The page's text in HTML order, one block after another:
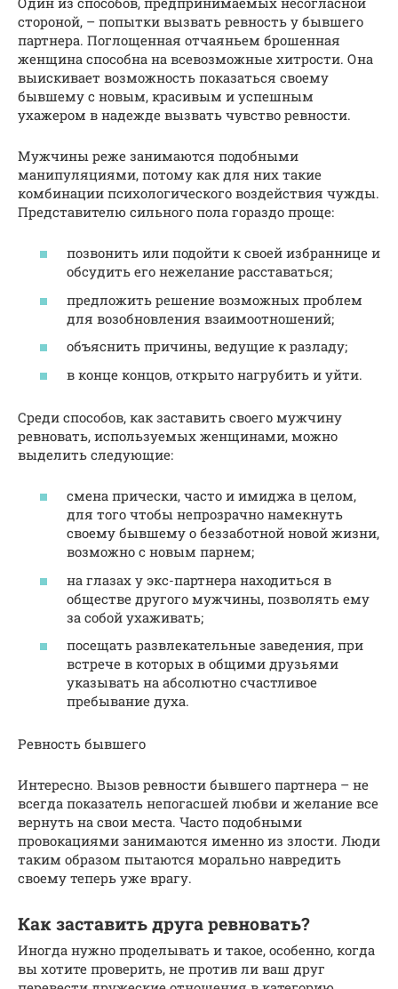
стороной, – попытки вызвать ревность у бывшего
партнера. Поглощенная отчаяньем брошенная
женщина способна на всевозможные хитрости. Она
выискивает возможность показаться своему
бывшему с новым, красивым и успешным
ухажером в надежде вызвать чувство ревности.
Мужчины реже занимаются подобными
манипуляциями, потому как для них такие
комбинации психологического воздействия чужды.
Представителю сильного пола гораздо проще:
позвонить или подойти к своей избраннице и
обсудить его нежелание расставаться;
предложить решение возможных проблем
для возобновления взаимоотношений;
объяснить причины, ведущие к разладу;
в конце концов, открыто нагрубить и уйти.
Среди способов, как заставить своего мужчину
ревновать, используемых женщинами, можно
выделить следующие:
смена прически, часто и имиджа в целом,
для того чтобы непрозрачно намекнуть
своему бывшему о беззаботной новой жизни,
возможно с новым парнем;
на глазах у экс-партнера находиться в
обществе другого мужчины, позволять ему
за собой ухаживать;
посещать развлекательные заведения, при
встрече в которых в общими друзьями
указывать на абсолютно счастливое
пребывание духа.
Ревность бывшего
Интересно. Вызов ревности бывшего партнера – не
всегда показатель непогасшей любви и желание все
вернуть на свои места. Часто подобными
провокациями занимаются именно из злости. Люди
таким образом пытаются морально навредить
своему теперь уже врагу.
Как заставить друга ревновать?
Иногда нужно проделывать и такое, особенно, когда
вы хотите проверить, не против ли ваш друг